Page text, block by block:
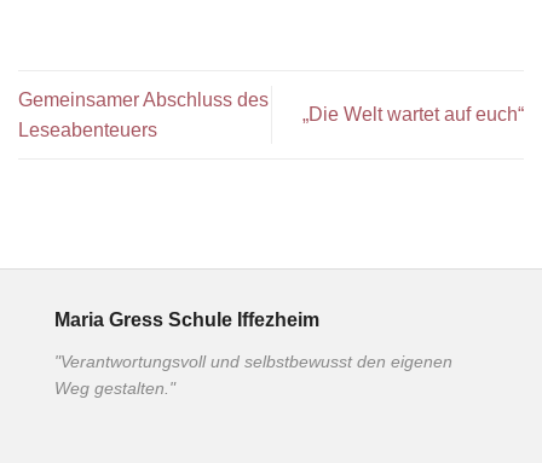
Gemeinsamer Abschluss des
Leseabenteuers
„Die Welt wartet auf euch“
Maria Gress Schule Iffezheim
"Verantwortungsvoll und selbstbewusst den eigenen
Weg gestalten."